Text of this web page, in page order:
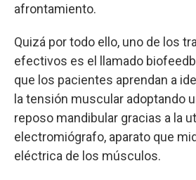
afrontamiento.
Quizá por todo ello, uno de los
efectivos es el llamado
que los pacientes aprendan a
la tensión muscular adoptando
reposo mandibular gracias a la
electromiógrafo, aparato que
eléctrica de los músculos.